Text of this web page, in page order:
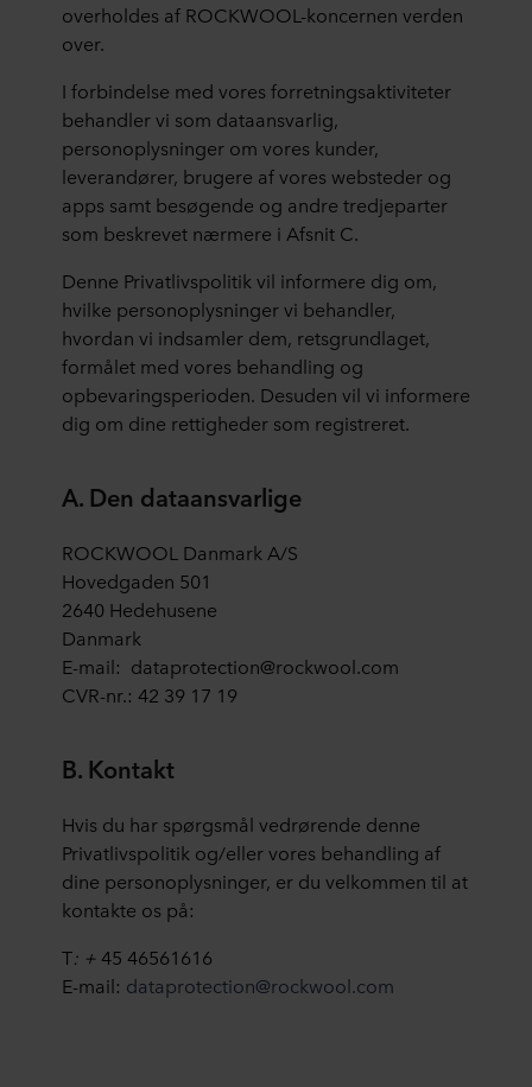
overholdes af ROCKWOOL-koncernen verden
over.
I forbindelse med vores forretningsaktiviteter
behandler vi som dataansvarlig,
personoplysninger om vores kunder,
leverandører, brugere af vores websteder og
apps samt besøgende og andre tredjeparter
som beskrevet nærmere i Afsnit C.
Denne Privatlivspolitik vil informere dig om,
hvilke personoplysninger vi behandler,
hvordan vi indsamler dem, retsgrundlaget,
formålet med vores behandling og
opbevaringsperioden. Desuden vil vi informere
dig om dine rettigheder som registreret.
A. Den dataansvarlige
ROCKWOOL Danmark A/S
Hovedgaden 501
2640 Hedehusene
Danmark
E-mail: dataprotection@rockwool.com
CVR-nr.: 42 39 17 19
B. Kontakt
Hvis du har spørgsmål vedrørende denne
Privatlivspolitik og/eller vores behandling af
dine personoplysninger, er du velkommen til at
kontakte os på:
T: + 45 46561616
E-mail: dataprotection@rockwool.com